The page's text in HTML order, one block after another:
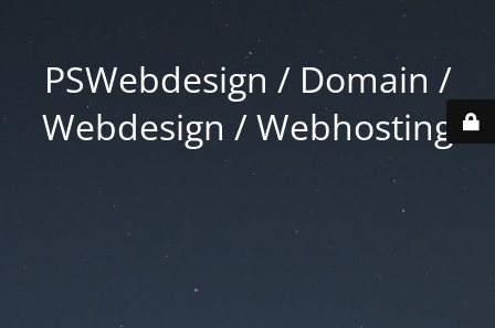
PSWebdesign / Domain /
Webdesign / Webhosting